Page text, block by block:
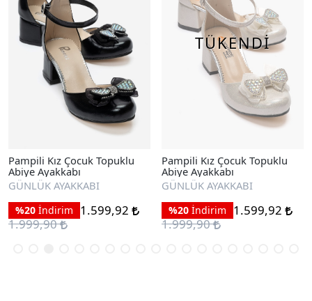
Pampili Kız Çocuk Topuklu
Abiye Ayakkabı
GÜNLÜK AYAKKABI
%20 İndirim
1.599,92
1.999,90
TÜKENDİ
Pampili Kız Çocuk Topuklu
Abiye Ayakkabı
GÜNLÜK AYAKKABI
%20 İndirim
1.599,92
1.999,90